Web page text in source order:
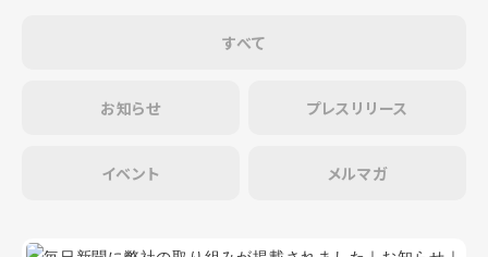
すべて
お知らせ プレスリリース
イベント メルマガ